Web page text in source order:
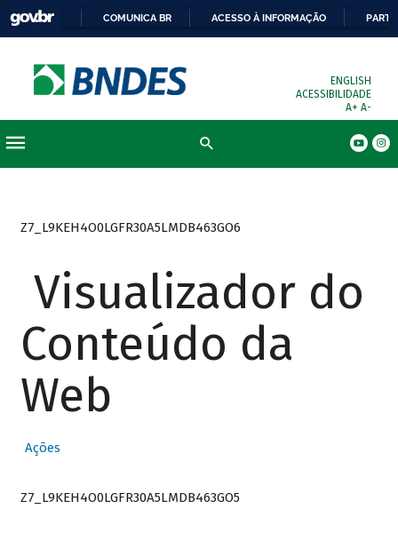
COMUNICA BR ACESSO À INFORMAÇÃO
ENGLISH
ACESSIBILIDADE
A+ A-
Z7_L9KEH4O0LGFR30A5LMDB463GO6
Visualizador do
Conteúdo da
Web
Ações
Z7_L9KEH4O0LGFR30A5LMDB463GO5